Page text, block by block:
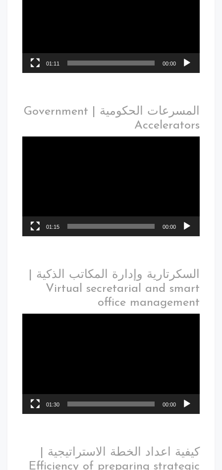
00:00
01:11
المسرعات الحكومية | Government
Accelerators
00:00
01:15
السكرتارية وإدارة المكاتب الذكية |
Virtual secretarial and smart
office management
00:00
01:30
كيفية اعداد الخطة الاستراتيجية |
Efficiency of preparing strategic